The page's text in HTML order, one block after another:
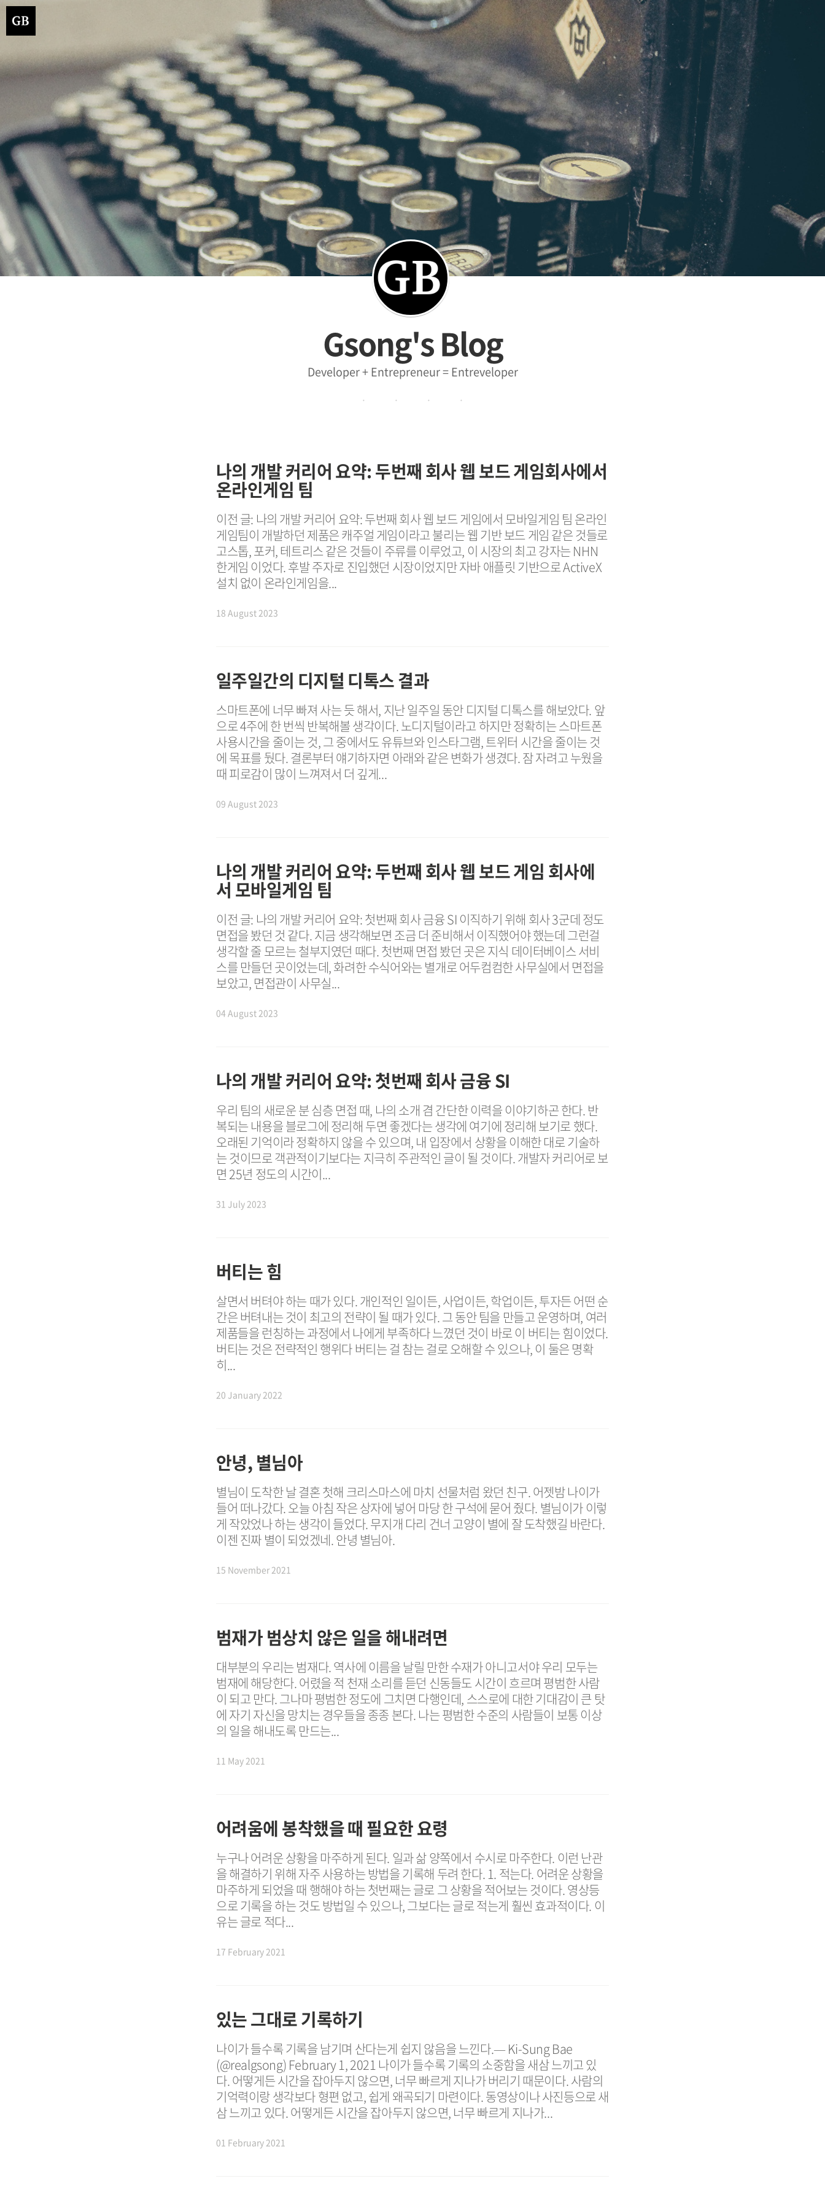
Gsong's Blog
Developer + Entrepreneur = Entreveloper
· · · ·
나의 개발 커리어 요약: 두번째 회사 웹 보드 게임회사에서
온라인게임 팀
이전 글: 나의 개발 커리어 요약: 두번째 회사 웹 보드 게임에서 모바일게임 팀 온라인
게임팀이 개발하던 제품은 캐주얼 게임이라고 불리는 웹 기반 보드 게임 같은 것들로
고스톱, 포커, 테트리스 같은 것들이 주류를 이루었고, 이 시장의 최고 강자는 NHN
한게임 이었다. 후발 주자로 진입했던 시장이었지만 자바 애플릿 기반으로 ActiveX
설치 없이 온라인게임을...
18 August 2023
일주일간의 디지털 디톡스 결과
스마트폰에 너무 빠져 사는 듯 해서, 지난 일주일 동안 디지털 디톡스를 해보았다. 앞
으로 4주에 한 번씩 반복해볼 생각이다. 노디지털이라고 하지만 정확히는 스마트폰
사용시간을 줄이는 것, 그 중에서도 유튜브와 인스타그램, 트위터 시간을 줄이는 것
에 목표를 뒀다. 결론부터 얘기하자면 아래와 같은 변화가 생겼다. 잠 자려고 누웠을
때 피로감이 많이 느껴져서 더 깊게...
09 August 2023
나의 개발 커리어 요약: 두번째 회사 웹 보드 게임 회사에
서 모바일게임 팀
이전 글: 나의 개발 커리어 요약: 첫번째 회사 금융 SI 이직하기 위해 회사 3군데 정도
면접을 봤던 것 같다. 지금 생각해보면 조금 더 준비해서 이직했어야 했는데 그런걸
생각할 줄 모르는 철부지였던 때다. 첫번째 면접 봤던 곳은 지식 데이터베이스 서비
스를 만들던 곳이었는데, 화려한 수식어와는 별개로 어두컴컴한 사무실에서 면접을
보았고, 면접관이 사무실...
04 August 2023
나의 개발 커리어 요약: 첫번째 회사 금융 SI
우리 팀의 새로운 분 심층 면접 때, 나의 소개 겸 간단한 이력을 이야기하곤 한다. 반
복되는 내용을 블로그에 정리해 두면 좋겠다는 생각에 여기에 정리해 보기로 했다.
오래된 기억이라 정확하지 않을 수 있으며, 내 입장에서 상황을 이해한 대로 기술하
는 것이므로 객관적이기보다는 지극히 주관적인 글이 될 것이다. 개발자 커리어로 보
면 25년 정도의 시간이...
31 July 2023
버티는 힘
살면서 버텨야 하는 때가 있다. 개인적인 일이든, 사업이든, 학업이든, 투자든 어떤 순
간은 버텨내는 것이 최고의 전략이 될 때가 있다. 그 동안 팀을 만들고 운영하며, 여러
제품들을 런칭하는 과정에서 나에게 부족하다 느꼈던 것이 바로 이 버티는 힘이었다.
버티는 것은 전략적인 행위다 버티는 걸 참는 걸로 오해할 수 있으나, 이 둘은 명확
히...
20 January 2022
안녕, 별님아
별님이 도착한 날 결혼 첫해 크리스마스에 마치 선물처럼 왔던 친구. 어젯밤 나이가
들어 떠나갔다. 오늘 아침 작은 상자에 넣어 마당 한 구석에 묻어 줬다. 별님이가 이렇
게 작았었나 하는 생각이 들었다. 무지개 다리 건너 고양이 별에 잘 도착했길 바란다.
이젠 진짜 별이 되었겠네. 안녕 별님아.
15 November 2021
범재가 범상치 않은 일을 해내려면
대부분의 우리는 범재다. 역사에 이름을 날릴 만한 수재가 아니고서야 우리 모두는
범재에 해당한다. 어렸을 적 천재 소리를 듣던 신동들도 시간이 흐르며 평범한 사람
이 되고 만다. 그나마 평범한 정도에 그치면 다행인데, 스스로에 대한 기대감이 큰 탓
에 자기 자신을 망치는 경우들을 종종 본다. 나는 평범한 수준의 사람들이 보통 이상
의 일을 해내도록 만드는...
11 May 2021
어려움에 봉착했을 때 필요한 요령
누구나 어려운 상황을 마주하게 된다. 일과 삶 양쪽에서 수시로 마주한다. 이런 난관
을 해결하기 위해 자주 사용하는 방법을 기록해 두려 한다. 1. 적는다. 어려운 상황을
마주하게 되었을 때 행해야 하는 첫번째는 글로 그 상황을 적어보는 것이다. 영상등
으로 기록을 하는 것도 방법일 수 있으나, 그보다는 글로 적는게 훨씬 효과적이다. 이
유는 글로 적다...
17 February 2021
있는 그대로 기록하기
나이가 들수록 기록을 남기며 산다는게 쉽지 않음을 느낀다.— Ki-Sung Bae
(@realgsong) February 1, 2021 나이가 들수록 기록의 소중함을 새삼 느끼고 있
다. 어떻게든 시간을 잡아두지 않으면, 너무 빠르게 지나가 버리기 때문이다. 사람의
기억력이랑 생각보다 형편 없고, 쉽게 왜곡되기 마련이다. 동영상이나 사진등으로 새
삼 느끼고 있다. 어떻게든 시간을 잡아두지 않으면, 너무 빠르게 지나가...
01 February 2021